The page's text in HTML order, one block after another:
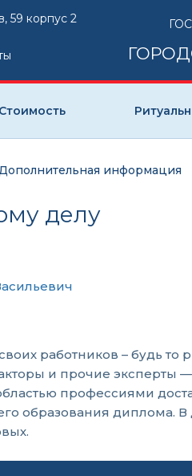
59 корпус 2
Стоимость
информация
делу
работников – будь
и прочие
профессиями
образования диплома. В